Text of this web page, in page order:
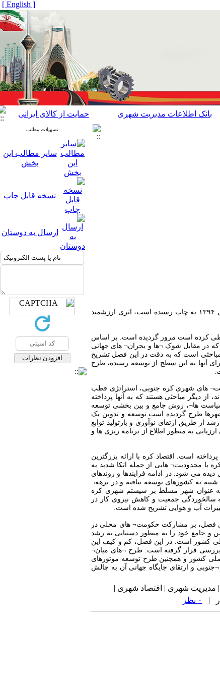
[ English ]
بانک اطلاعات مدیریت شهری حمایت از کالای ایرانی
این کتاب که به همت سازمان همکاری اقتصادی و توسعه و با ترجمه دکتر حسین محمدپور زرندی توسط نشر رستان در سال ۱۳۹۴ به چاپ رسیده است، اثری ارزشمند
کره جنوبی، نگاهی اجمالی شده و مسیری که این کشور از سال ۱۹۶۰ به این سو طی کرده است مرور گردیده است. بر اساس
که در مقابل شوک ¬ها و بحران¬ های جهانی
مباحثی است که به دقت در این فصل تشریح
آنها به این سطح از توسعه رسیده، طرح
.
های شهری کره جنوبی، استراتژی قطب
دیگر مباحثی هستند که به آنها پرداخته
ها¬، روش جامع و بین بخشی توسعه
طرح گردیده است.توسعه و تدوین یک
طریق ارتقای نوآوری و بازتولید توابع
به منظور اطلاع از برنامه ریزی ها و
است. اقتصاد کره با ارائه بزرگترین
با محدودیت¬ هایی از جمله اتکا شدید به
می شود. در ادامه فرایندها و روندهای
شبیه به کشورهای توسعه نیافته و در برهه¬
به عنوان شهر مسلط بر سیستم شهری کره
جمعیت و کاهش نیروی کار در
آب و هوایی تشریح شده است.
فصل، بر مشارکت حکومت¬ های محلی در
دستیابی به رشد سبز و پایدار است. کره جنوبی در سال ۲۰۰۸ استراتژی روشن و جامع خود را به منظور دستیابی به رشد
کشور است. در این فصل، کم و کیف این
بررسی قرار گرفته است. طرح ¬های میان¬
کشور و همچنین طرح توسعه موتورهای
و ارتقای جایگاه جهانی آن به چالش
تسهیلات مطلب
سایر مطالب این
بخش
نسخه قابل چاپ
ارسال به دوستان
۰ نظر